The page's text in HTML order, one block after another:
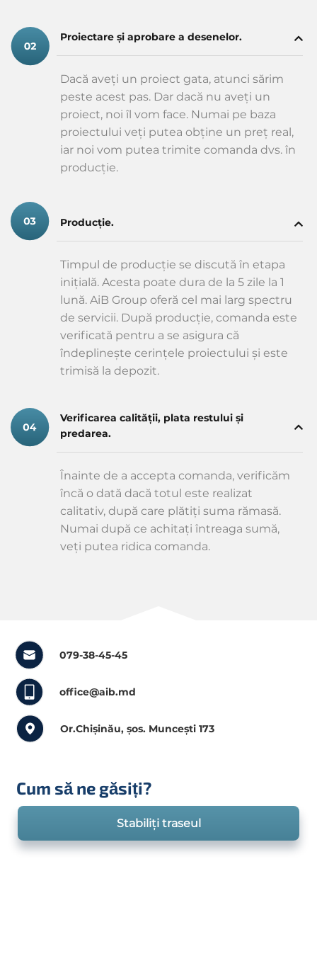
Proiectare și aprobare a desenelor.
Dacă aveți un proiect gata, atunci sărim
peste acest pas. Dar dacă nu aveți un
proiect, noi îl vom face. Numai pe baza
proiectului veți putea obține un preț real,
iar noi vom putea trimite comanda dvs. în
producție.
Producție.
Timpul de producție se discută în etapa
inițială. Acesta poate dura de la 5 zile la 1
lună. AiB Group oferă cel mai larg spectru
de servicii. După producție, comanda este
verificată pentru a se asigura că
îndeplinește cerințele proiectului și este
trimisă la depozit.
Verificarea calității, plata restului și
predarea.
Înainte de a accepta comanda, verificăm
încă o dată dacă totul este realizat
calitativ, după care plătiți suma rămasă.
Numai după ce achitați întreaga sumă,
veți putea ridica comanda.
079-38-45-45
office@aib.md
Or.Chișinău, șos. Muncești 173
Cum să ne găsiți?
Stabiliți traseul